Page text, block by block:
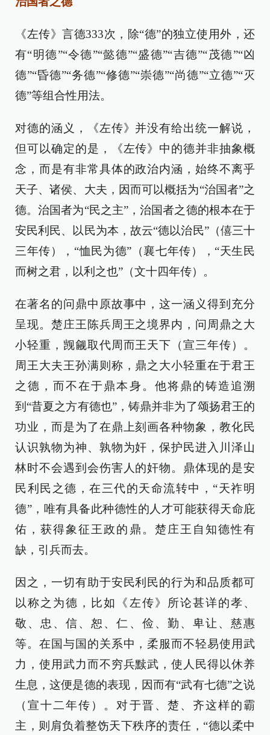
《左传》言德333次，除“德”的独立使用外，还
有“明德”“令德”“懿德”“盛德”“吉德”“茂德”“凶
德”“昏德”“务德”“修德”“崇德”“尚德”“立德”“灭
德”等组合性用法。
对德的涵义，《左传》并没有给出统一解说，
但可以确定的是，《左传》中的德并非抽象概
念，而是有非常具体的政治内涵，始终不离乎
天子、诸侯、大夫，因而可以概括为“治国者”之
德。治国者为“民之主”，治国者之德的根本在于
安民利民、以民为本，故云“德以治民”（僖三十
三年传），“恤民为德”（襄七年传），“天生民
而树之君，以利之也”（文十四年传）。
在著名的问鼎中原故事中，这一涵义得到充分
呈现。楚庄王陈兵周王之境界内，问周鼎之大
小轻重，觊觎取代周而王天下（宣三年传）。
周王大夫王孙满则称，鼎之大小轻重在于君王
之德，而不在于鼎本身。他将鼎的铸造追溯
到“昔夏之方有德也”，铸鼎并非为了颂扬君王的
功业，而是为了在鼎上刻画各种物象，教化民
认识孰物为神、孰物为奸，保护民进入川泽山
林时不会遇到会伤害人的奸物。鼎体现的是安
民利民之德，在三代的天命流转中，“天祚明
德”，唯有具备此种德性的人才可能获得天命庇
佑，获得象征王政的鼎。楚庄王自知德性有
缺，引兵而去。
因之，一切有助于安民利民的行为和品质都可
以称之为德，比如《左传》所论甚详的孝、
敬、忠、信、恕、仁、俭、勤、卑让、慈惠
等。在国与国的关系中，柔服而不轻易使用武
力，使用武力而不穷兵黩武，使人民得以休养
生息，这便是德的表现，因而有“武有七德”之说
（宣十二年传）。对于晋、楚、齐这样的霸
主，则肩负着整饬天下秩序的责任，“德以柔中